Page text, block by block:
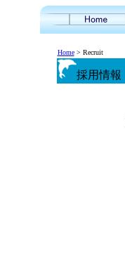
Home> Recruit
採用情報